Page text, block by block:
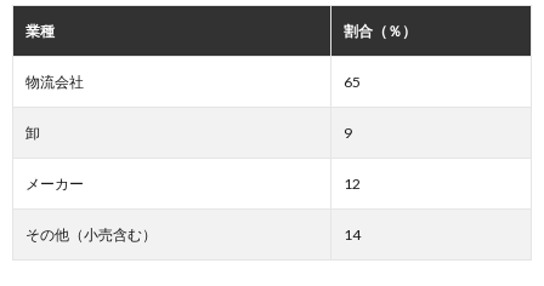
業種 割合（％）
物流会社 65
卸 9
メーカー 12
その他（小売含む） 14